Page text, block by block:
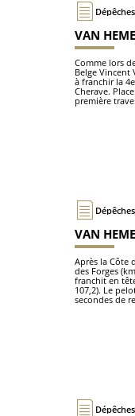
VAN
Comme lors
Belge Vincent
à franchir la
Cherave.
première
VAN
Après la Côte
des Forges
franchit en
107,2). Le
secondes de